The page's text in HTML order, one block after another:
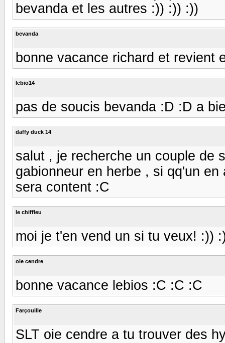
bevanda et les autres :)) :)) :))
bevanda
bonne vacance richard et revient
lebio14
pas de soucis bevanda :D :D a
daffy duck 14
salut , je recherche un couple de
gabionneur en herbe , si qq'un
sera content :C
le chiffleu
moi je t'en vend un si tu veux! :))
oie cendre
bonne vacance lebios :C :C :C
Farçouille
SLT oie cendre a tu trouver des